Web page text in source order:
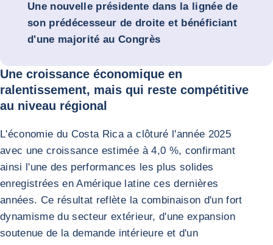
Une nouvelle présidente dans la lignée de
son prédécesseur de droite et bénéficiant
d'une majorité au Congrès
Une croissance économique en
ralentissement, mais qui reste compétitive
au niveau régional
L'économie du Costa Rica a clôturé l'année 2025
avec une croissance estimée à 4,0 %, confirmant
ainsi l'une des performances les plus solides
enregistrées en Amérique latine ces dernières
années. Ce résultat reflète la combinaison d'un fort
dynamisme du secteur extérieur, d'une expansion
soutenue de la demande intérieure et d'un